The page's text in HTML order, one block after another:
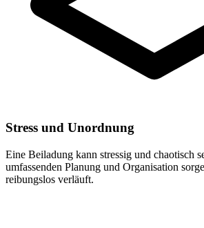
Stress und Unordnung
Eine Beiladung kann stressig und chaotisch
umfassenden Planung und Organisation
reibungslos verläuft.